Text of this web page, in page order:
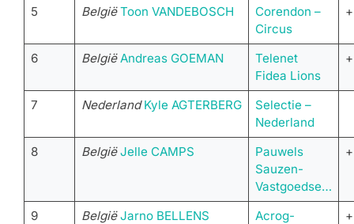
5 België Toon VANDEBOSCH
Corendon –
Circus
6 België Andreas GOEMAN
Telenet
Fidea Lions
7 Nederland Kyle AGTERBERG
Selectie –
Nederland
8
België Jelle CAMPS
Pauwels
Sauzen-
Vastgoedse…
9 België Jarno BELLENS
Acrog-